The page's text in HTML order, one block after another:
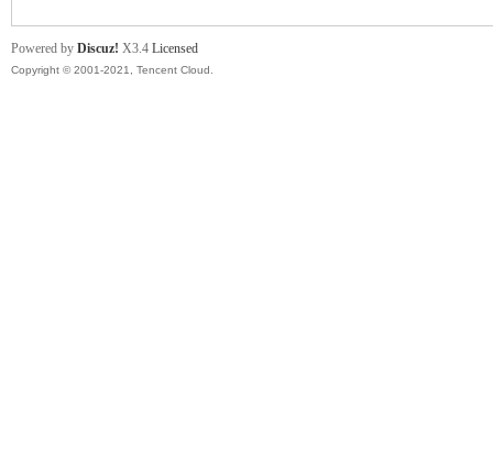
Powered by Discuz! X3.4 Licensed
Copyright © 2001-2021, Tencent Cloud.